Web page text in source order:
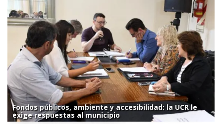
Fondos públicos, ambiente y accesibilidad: la UCR le
exige respuestas al municipio